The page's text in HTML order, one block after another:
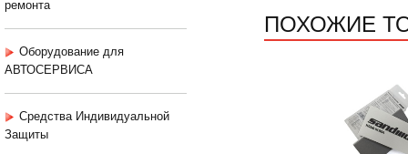
ремонта
Оборудование для
АВТОСЕРВИСА
Средства Индивидуальной
Защиты
ПОХОЖИЕ